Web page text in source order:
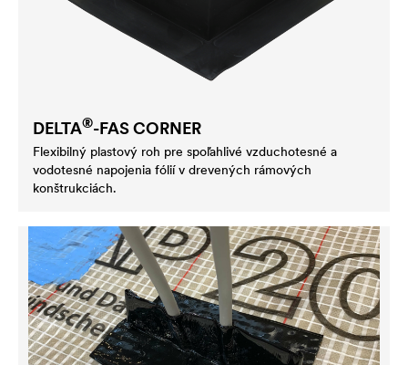
DELTA®-FAS CORNER
Flexibilný plastový roh pre spoľahlivé vzduchotesné a
vodotesné napojenia fólií v drevených rámových
konštrukciách.